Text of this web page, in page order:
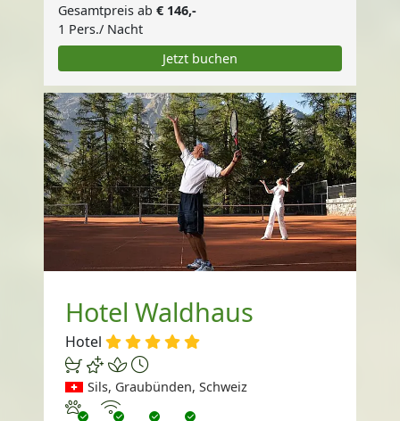
Gesamtpreis ab € 146,-
1 Pers./ Nacht
Jetzt buchen
Hotel Waldhaus
Hotel
Sils, Graubünden, Schweiz
Haustiere erlaubt
Internet